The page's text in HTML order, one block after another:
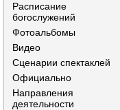
Расписание
богослужений
Фотоальбомы
Видео
Сценарии спектаклей
Официально
Направления
деятельности